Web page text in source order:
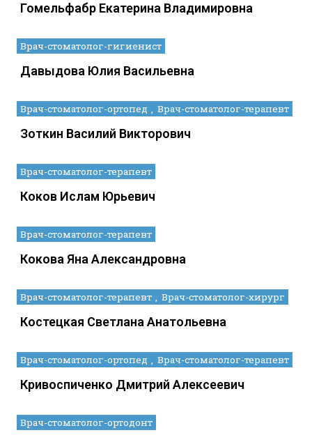
Гомельфабр Екатерина Владимировна
Врач-стоматолог-гигиенист
Давыдова Юлия Васильевна
Врач-стоматолог-ортопед Врач-стоматолог-терапевт
Зоткин Василий Викторович
Врач-стоматолог-терапевт
Коков Ислам Юрьевич
Врач-стоматолог-терапевт
Кокова Яна Александровна
Врач-стоматолог-терапевт Врач-стоматолог-хирург
Костецкая Светлана Анатольевна
Врач-стоматолог-ортопед Врач-стоматолог-терапевт
Кривоспиченко Дмитрий Алексеевич
Врач-стоматолог-ортодонт